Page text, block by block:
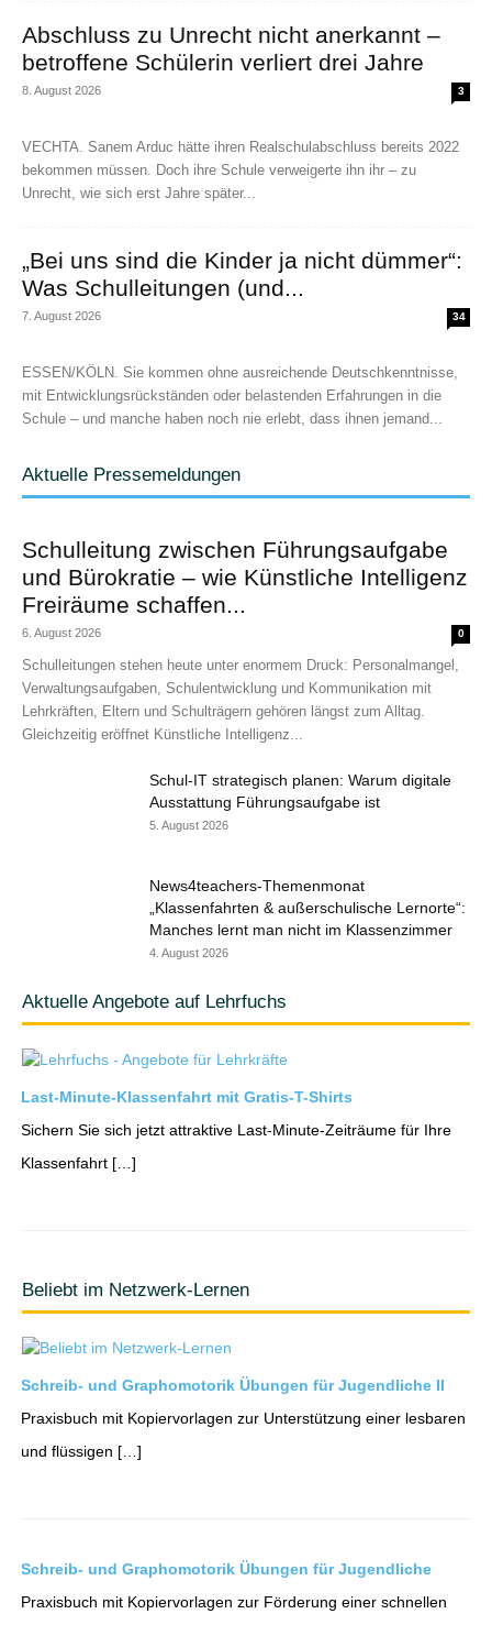
Abschluss zu Unrecht nicht anerkannt –
betroffene Schülerin verliert drei Jahre
8. August 2026 3
VECHTA. Sanem Arduc hätte ihren Realschulabschluss bereits 2022
bekommen müssen. Doch ihre Schule verweigerte ihn ihr – zu
Unrecht, wie sich erst Jahre später...
„Bei uns sind die Kinder ja nicht dümmer“:
Was Schulleitungen (und...
7. August 2026 34
ESSEN/KÖLN. Sie kommen ohne ausreichende Deutschkenntnisse,
mit Entwicklungsrückständen oder belastenden Erfahrungen in die
Schule – und manche haben noch nie erlebt, dass ihnen jemand...
Aktuelle Pressemeldungen
Schulleitung zwischen Führungsaufgabe
und Bürokratie – wie Künstliche Intelligenz
Freiräume schaffen...
6. August 2026 0
Schulleitungen stehen heute unter enormem Druck: Personalmangel,
Verwaltungsaufgaben, Schulentwicklung und Kommunikation mit
Lehrkräften, Eltern und Schulträgern gehören längst zum Alltag.
Gleichzeitig eröffnet Künstliche Intelligenz...
Schul-IT strategisch planen: Warum digitale
Ausstattung Führungsaufgabe ist
5. August 2026
News4teachers-Themenmonat
„Klassenfahrten & außerschulische Lernorte“:
Manches lernt man nicht im Klassenzimmer
4. August 2026
Aktuelle Angebote auf Lehrfuchs
Last-Minute-Klassenfahrt mit Gratis-T-Shirts
Sichern Sie sich jetzt attraktive Last-Minute-Zeiträume für Ihre
Klassenfahrt […]
Beliebt im Netzwerk-Lernen
Schreib- und Graphomotorik Übungen für Jugendliche II
Praxisbuch mit Kopiervorlagen zur Unterstützung einer lesbaren
und flüssigen […]
Schreib- und Graphomotorik Übungen für Jugendliche
Praxisbuch mit Kopiervorlagen zur Förderung einer schnellen